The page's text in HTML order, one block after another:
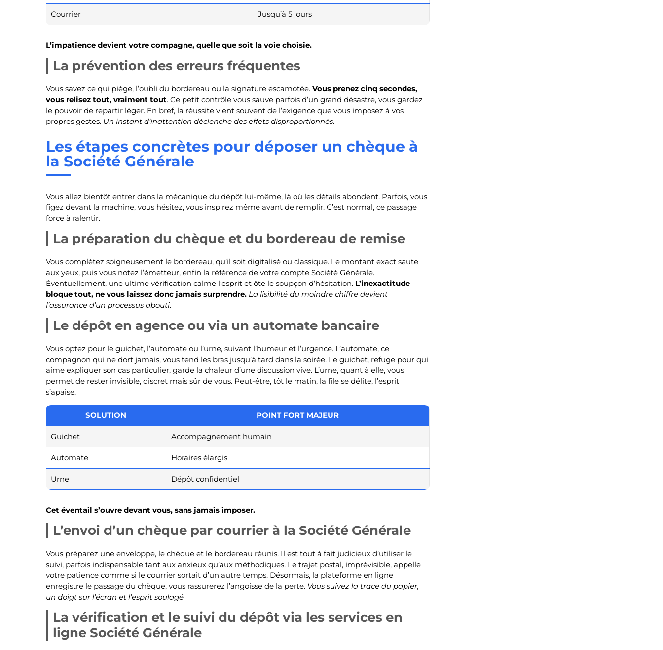
Courrier Jusqu’à 5 jours
L’impatience devient votre compagne, quelle que soit la voie choisie.
La prévention des erreurs fréquentes
Vous savez ce qui piège, l’oubli du bordereau ou la signature escamotée. Vous prenez cinq secondes,
vous relisez tout, vraiment tout. Ce petit contrôle vous sauve parfois d’un grand désastre, vous gardez
le pouvoir de repartir léger. En bref, la réussite vient souvent de l’exigence que vous imposez à vos
propres gestes. Un instant d’inattention déclenche des effets disproportionnés.
Les étapes concrètes pour déposer un chèque à
la Société Générale
Vous allez bientôt entrer dans la mécanique du dépôt lui-même, là où les détails abondent. Parfois, vous
figez devant la machine, vous hésitez, vous inspirez même avant de remplir. C’est normal, ce passage
force à ralentir.
La préparation du chèque et du bordereau de remise
Vous complétez soigneusement le bordereau, qu’il soit digitalisé ou classique. Le montant exact saute
aux yeux, puis vous notez l’émetteur, enfin la référence de votre compte Société Générale.
Éventuellement, une ultime vérification calme l’esprit et ôte le soupçon d’hésitation. L’inexactitude
bloque tout, ne vous laissez donc jamais surprendre. La lisibilité du moindre chiffre devient
l’assurance d’un processus abouti.
Le dépôt en agence ou via un automate bancaire
Vous optez pour le guichet, l’automate ou l’urne, suivant l’humeur et l’urgence. L’automate, ce
compagnon qui ne dort jamais, vous tend les bras jusqu’à tard dans la soirée. Le guichet, refuge pour qui
aime expliquer son cas particulier, garde la chaleur d’une discussion vive. L’urne, quant à elle, vous
permet de rester invisible, discret mais sûr de vous. Peut-être, tôt le matin, la file se délite, l’esprit
s’apaise.
SOLUTION POINT FORT MAJEUR
Guichet Accompagnement humain
Automate Horaires élargis
Urne Dépôt confidentiel
Cet éventail s’ouvre devant vous, sans jamais imposer.
L’envoi d’un chèque par courrier à la Société Générale
Vous préparez une enveloppe, le chèque et le bordereau réunis. Il est tout à fait judicieux d’utiliser le
suivi, parfois indispensable tant aux anxieux qu’aux méthodiques. Le trajet postal, imprévisible, appelle
votre patience comme si le courrier sortait d’un autre temps. Désormais, la plateforme en ligne
enregistre le passage du chèque, vous rassurerez l’angoisse de la perte. Vous suivez la trace du papier,
un doigt sur l’écran et l’esprit soulagé.
La vérification et le suivi du dépôt via les services en
ligne Société Générale